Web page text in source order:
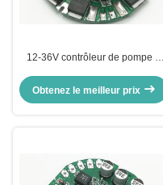
12-36V contrôleur de pompe à
à eau électrique d'automobile
Obtenez le meilleur prix